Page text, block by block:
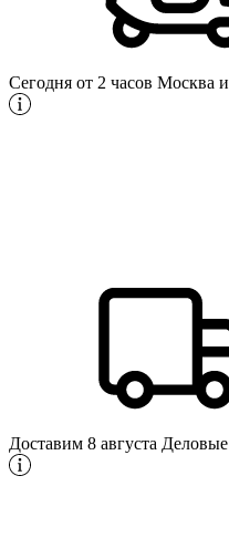
Сегодня от 2 часов Москва и
Доставим 8 августа